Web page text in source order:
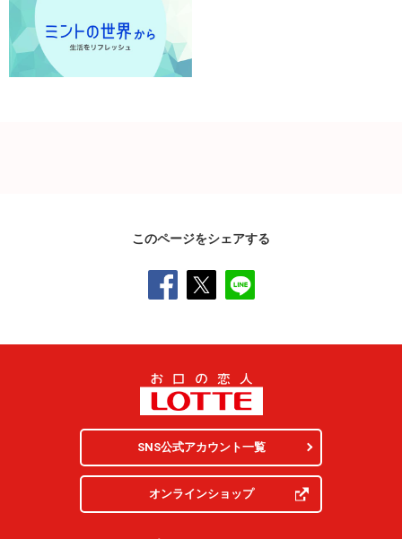
このページをシェアする
SNS公式アカウント一覧
オンラインショップ